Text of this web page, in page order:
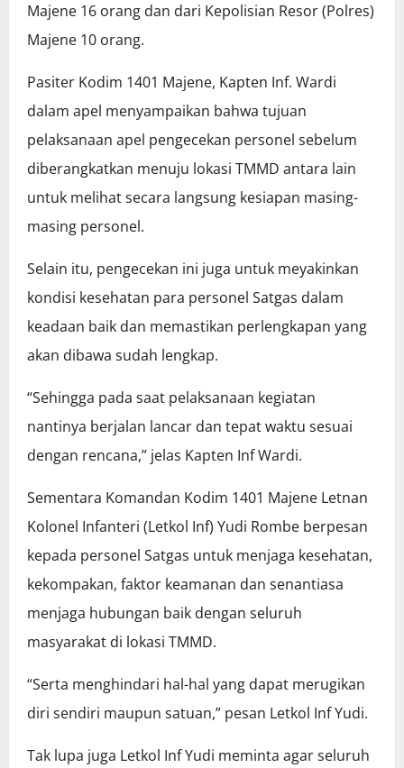
Majene 16 orang dan dari Kepolisian Resor (Polres)
Majene 10 orang.
Pasiter Kodim 1401 Majene, Kapten Inf. Wardi
dalam apel menyampaikan bahwa tujuan
pelaksanaan apel pengecekan personel sebelum
diberangkatkan menuju lokasi TMMD antara lain
untuk melihat secara langsung kesiapan masing-
masing personel.
Selain itu, pengecekan ini juga untuk meyakinkan
kondisi kesehatan para personel Satgas dalam
keadaan baik dan memastikan perlengkapan yang
akan dibawa sudah lengkap.
“Sehingga pada saat pelaksanaan kegiatan
nantinya berjalan lancar dan tepat waktu sesuai
dengan rencana,” jelas Kapten Inf Wardi.
Sementara Komandan Kodim 1401 Majene Letnan
Kolonel Infanteri (Letkol Inf) Yudi Rombe berpesan
kepada personel Satgas untuk menjaga kesehatan,
kekompakan, faktor keamanan dan senantiasa
menjaga hubungan baik dengan seluruh
masyarakat di lokasi TMMD.
“Serta menghindari hal-hal yang dapat merugikan
diri sendiri maupun satuan,” pesan Letkol Inf Yudi.
Tak lupa juga Letkol Inf Yudi meminta agar seluruh